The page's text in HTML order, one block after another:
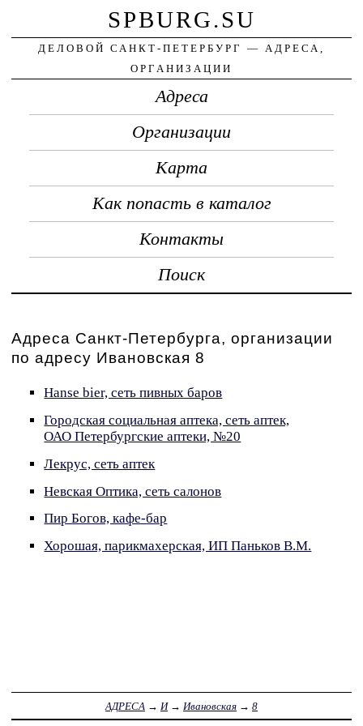
SPBURG.SU
ДЕЛОВОЙ САНКТ-ПЕТЕРБУРГ — АДРЕСА,
ОРГАНИЗАЦИИ
Адреса
Организации
Карта
Как попасть в каталог
Контакты
Поиск
Адреса Санкт-Петербурга, организации
по адресу Ивановская 8
Hanse bier, сеть пивных баров
Городская социальная аптека, сеть аптек,
ОАО Петербургские аптеки, №20
Лекрус, сеть аптек
Невская Оптика, сеть салонов
Пир Богов, кафе-бар
Хорошая, парикмахерская, ИП Паньков В.М.
АДРЕСА → И→ Ивановская → 8